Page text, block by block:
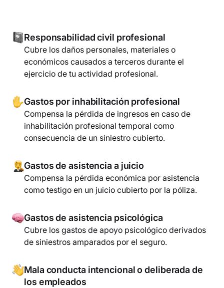
Responsabilidad civil profesional
Cubre los daños personales, materiales o
económicos causados a terceros durante el
ejercicio de tu actividad profesional.
Gastos por inhabilitación profesional
Compensa la pérdida de ingresos en caso de
inhabilitación profesional temporal como
consecuencia de un siniestro cubierto.
Gastos de asistencia a juicio
Compensa la pérdida económica por asistencia
como testigo en un juicio cubierto por la póliza.
Gastos de asistencia psicológica
Cubre los gastos de apoyo psicológico derivados
de siniestros amparados por el seguro.
Mala conducta intencional o deliberada de
los empleados